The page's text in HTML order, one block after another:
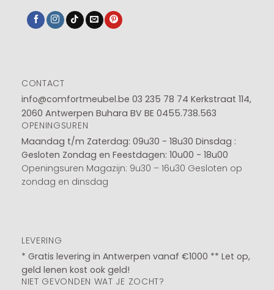
CONTACT
info@comfortmeubel.be 03 235 78 74 Kerkstraat 114,
2060 Antwerpen Buhara BV BE 0455.738.563
OPENINGSUREN
Maandag t/m Zaterdag: 09u30 - 18u30 Dinsdag :
Gesloten Zondag en Feestdagen: 10u00 - 18u00
Openingsuren Magazijn: 9u30 – 16u30 Gesloten op
zondag en dinsdag
LEVERING
* Gratis levering in Antwerpen vanaf €1000 ** Let op,
geld lenen kost ook geld!
NIET GEVONDEN WAT JE ZOCHT?